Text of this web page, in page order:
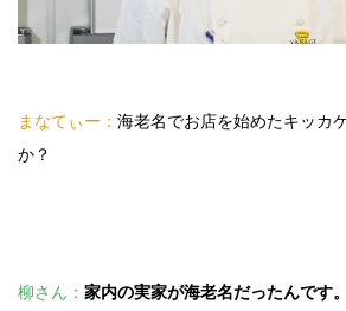
まなてぃー： 海老名でお店を始めたキッカ
か？
柳さん： 家内の実家が海老名だったんです。